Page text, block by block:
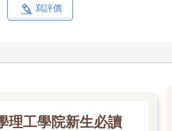
樣，我們以前可是死黨。」
。」
寫評價
理工學院新生必讀